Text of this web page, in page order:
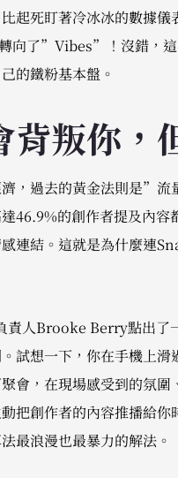
起死盯著冷冰冰的數據
了”Vibes”！沒錯，這
的鐵粉基本盤。
背叛你，
濟，過去的黃金法則是”
46.9%的創作者提及內
感連結。這就是為什麼連
責人Brooke Berry點出了
試想一下，你在手機上
會，在現場感受到的氛
把創作者的內容推播給
最浪漫也最暴力的解法。